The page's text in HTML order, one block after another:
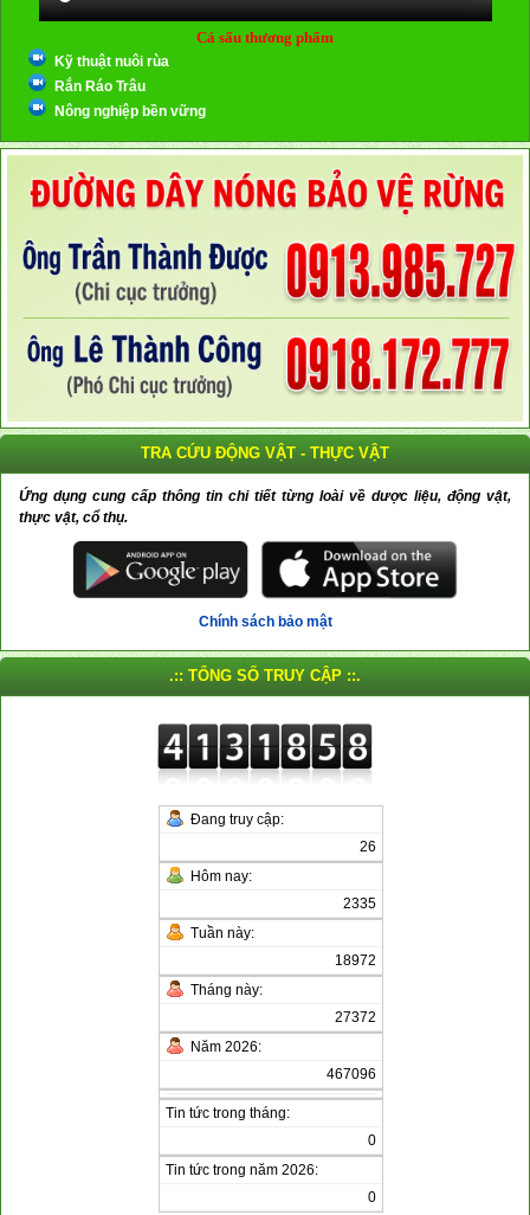
Cá sấu thương phẩm
Kỹ thuật nuôi rùa
Rắn Ráo Trâu
Nông nghiệp bền vững
TRA CỨU ĐỘNG VẬT - THỰC VẬT
Ứng dụng cung cấp thông tin chi tiết từng loài về dược liệu, động vật,
thực vật, cổ thụ.
Chính sách bảo mật
.:: TỔNG SỐ TRUY CẬP ::.
Đang truy cập:
26
Hôm nay:
2335
Tuần này:
18972
Tháng này:
27372
Năm 2026:
467096
Tin tức trong tháng:
0
Tin tức trong năm 2026:
0